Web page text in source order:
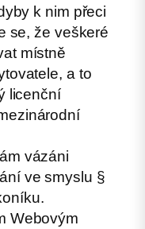
k nim přeci
se, že veškeré
místně
a to
licenční
vázáni
ve smyslu §
Webovým